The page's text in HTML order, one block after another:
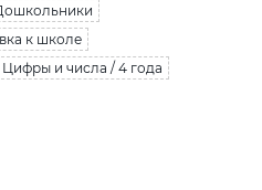
к школе
Цифры и числа / 4 года